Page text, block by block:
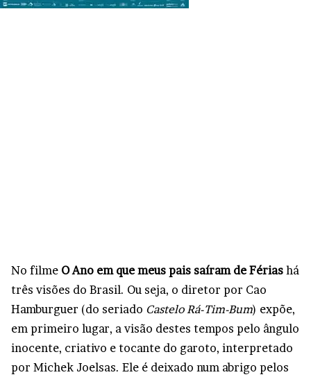
No filme O Ano em que meus pais saíram de Férias há
três visões do Brasil. Ou seja, o diretor por Cao
Hamburguer (do seriado Castelo Rá-Tim-Bum) expõe,
em primeiro lugar, a visão destes tempos pelo ângulo
inocente, criativo e tocante do garoto, interpretado
por Michek Joelsas. Ele é deixado num abrigo pelos